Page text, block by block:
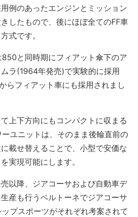
例のあったエンジンとミッション
したもので、後にほぼ全てのFF車
式です。
と同時期にフィアット傘下のア
ラ(1964年発売)で実験的に採用
らフィアット車にも採用されまし
上下方向にもコンパクトに収まる
ユニットは、そのまま後輪直前の
載せ替えることで、小型で安価な
実現可能にします。
以降、ジアコーサおよび自動車デ
産も行うベルトーネでジアコーサ
プスポーツがそれぞれ考案されて